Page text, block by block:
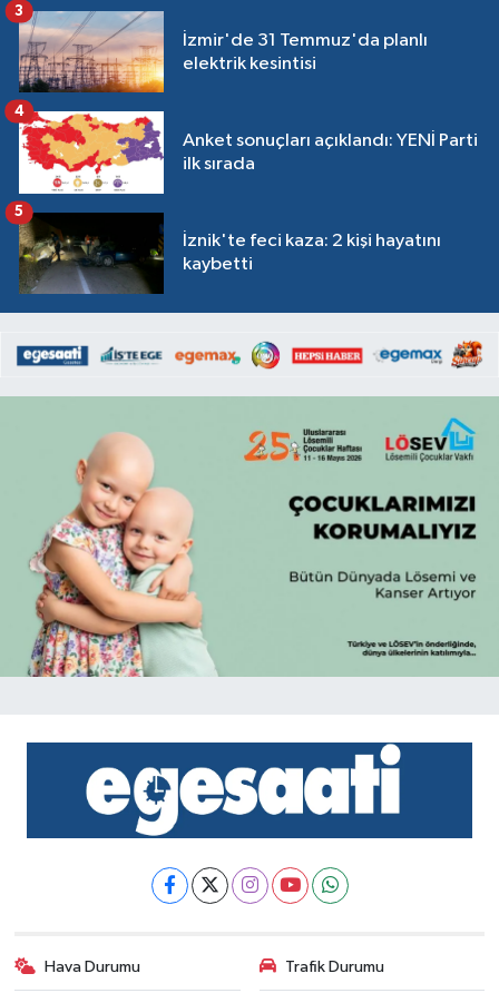
İzmir'de 31 Temmuz'da planlı
elektrik kesintisi
3
Anket sonuçları açıklandı: YENİ Parti
ilk sırada
4
İznik'te feci kaza: 2 kişi hayatını
kaybetti
5
Hava Durumu Trafik Durumu